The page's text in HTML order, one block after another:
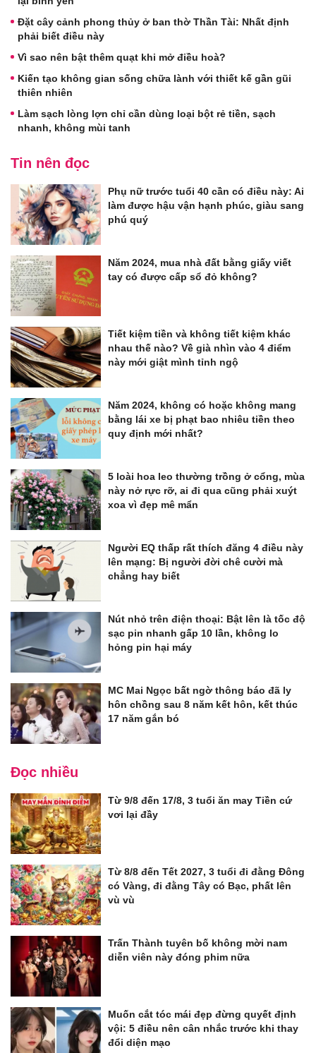
Đặt cây cảnh phong thủy ở ban thờ Thần Tài: Nhất định
phải biết điều này
Vì sao nên bật thêm quạt khi mở điều hoà?
Kiến tạo không gian sống chữa lành với thiết kế gần gũi
thiên nhiên
Làm sạch lòng lợn chỉ cần dùng loại bột rẻ tiền, sạch
nhanh, không mùi tanh
Tin nên đọc
Phụ nữ trước tuổi 40 cần có điều này: Ai
làm được hậu vận hạnh phúc, giàu sang
phú quý
Năm 2024, mua nhà đất bằng giấy viết
tay có được cấp sổ đỏ không?
Tiết kiệm tiền và không tiết kiệm khác
nhau thế nào? Về già nhìn vào 4 điểm
này mới giật mình tỉnh ngộ
Năm 2024, không có hoặc không mang
bằng lái xe bị phạt bao nhiêu tiền theo
quy định mới nhất?
5 loài hoa leo thường trồng ở cổng, mùa
này nở rực rỡ, ai đi qua cũng phải xuýt
xoa vì đẹp mê mẩn
Người EQ thấp rất thích đăng 4 điều này
lên mạng: Bị người đời chê cười mà
chẳng hay biết
Nút nhỏ trên điện thoại: Bật lên là tốc độ
sạc pin nhanh gấp 10 lần, không lo
hỏng pin hại máy
MC Mai Ngọc bất ngờ thông báo đã ly
hôn chồng sau 8 năm kết hôn, kết thúc
17 năm gắn bó
Đọc nhiều
Từ 9/8 đến 17/8, 3 tuổi ăn may Tiền cứ
vơi lại đầy
Từ 8/8 đến Tết 2027, 3 tuổi đi đằng Đông
có Vàng, đi đằng Tây có Bạc, phất lên
vù vù
Trấn Thành tuyên bố không mời nam
diễn viên này đóng phim nữa
Muốn cắt tóc mái đẹp đừng quyết định
vội: 5 điều nên cân nhắc trước khi thay
đổi diện mạo